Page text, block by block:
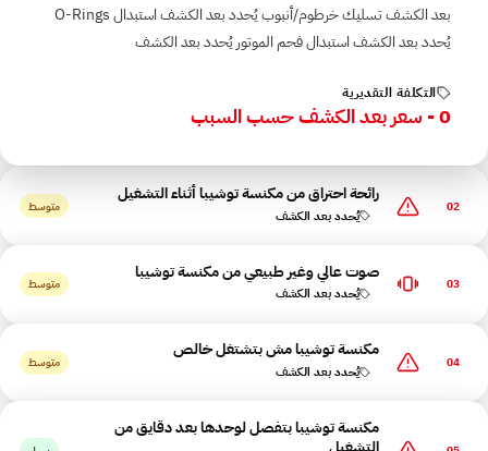
بعد الكشف تسليك خرطوم/أنبوب يُحدد بعد الكشف استبدال O-Rings
يُحدد بعد الكشف استبدال فحم الموتور يُحدد بعد الكشف
التكلفة التقديرية
0 - سعر بعد الكشف حسب السبب
02
رائحة احتراق من مكنسة توشيبا أثناء التشغيل
يُحدد بعد الكشف
متوسط
03
صوت عالي وغير طبيعي من مكنسة توشيبا
يُحدد بعد الكشف
متوسط
04
مكنسة توشيبا مش بتشتغل خالص
يُحدد بعد الكشف
متوسط
مكنسة توشيبا بتفصل لوحدها بعد دقايق من